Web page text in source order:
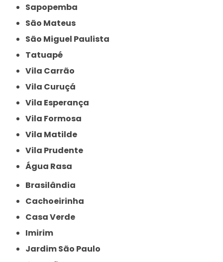
Sapopemba
São Mateus
São Miguel Paulista
Tatuapé
Vila Carrão
Vila Curuçá
Vila Esperança
Vila Formosa
Vila Matilde
Vila Prudente
Água Rasa
Brasilândia
Cachoeirinha
Casa Verde
Imirim
Jardim São Paulo